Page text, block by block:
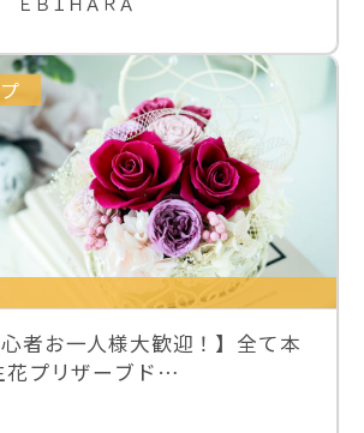
心者お一人様大歓迎！】全て本
花プリザーブド…